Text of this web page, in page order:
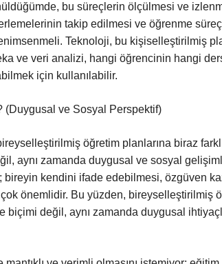
bu süreçlerin ölçülmesi ve
takip edilmesi ve öğrenme
Teknoloji, bu kişiselleştirilmiş
ve veri analizi, hangi öğrencinin hangi
için kullanılabilir.
(Duygusal ve Sosyal Perspektif)
öğretim planlarına biraz
aynı zamanda duygusal ve sosyal
bireyin kendini ifade edebilmesi, özgüven
önemlidir. Bu yüzden, bireyselleştirilmiş
biçimi değil, aynı zamanda duygusal